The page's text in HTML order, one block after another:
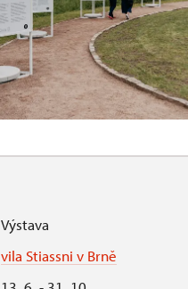
Výstava
vila Stiassni v Brně